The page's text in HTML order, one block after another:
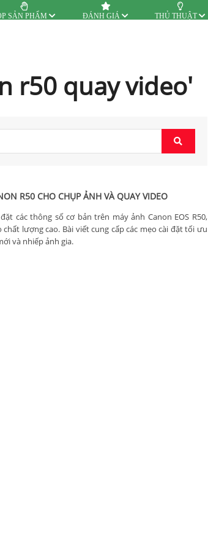
SẢN PHẨM ĐÁNH GIÁ THỦ THUẬT
r50 quay video'
R50 CHO CHỤP ẢNH VÀ QUAY VIDEO
các thông số cơ bản trên máy ảnh Canon EOS R50,
lượng cao. Bài viết cung cấp các mẹo cài đặt tối ưu
và nhiếp ảnh gia.